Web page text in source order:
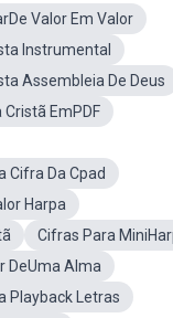
Valor Em Valor
Instrumental
Assembleia De Deus
Cristã EmPDF
Cifra Da Cpad
Harpa
Cifras Para
DeUma Alma
Playback Letras